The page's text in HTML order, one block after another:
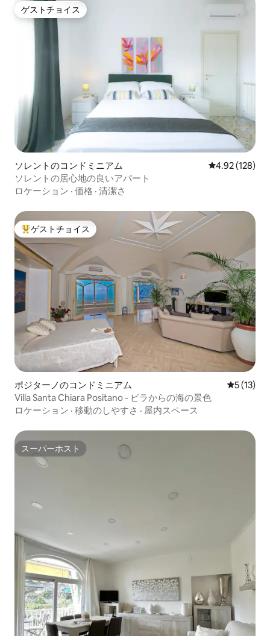
ゲストチョイス
ゲストチョイス
ソレントのコンドミニアム レビュー128
4.92 (128)
ソレントの居心地の良いアパート
ロケーション · 価格 · 清潔さ
大好評のゲストチョイスです。
ゲストチョイス
ポジターノのコンドミニアム レビュー
5 (13)
Villa Santa Chiara Positano - ビラからの海の景色
ロケーション · 移動のしやすさ · 屋内スペース
スーパーホスト
スーパーホスト